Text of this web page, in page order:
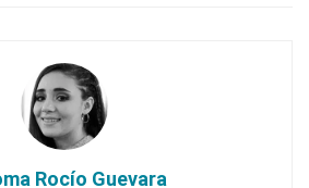
Rocío Guevara